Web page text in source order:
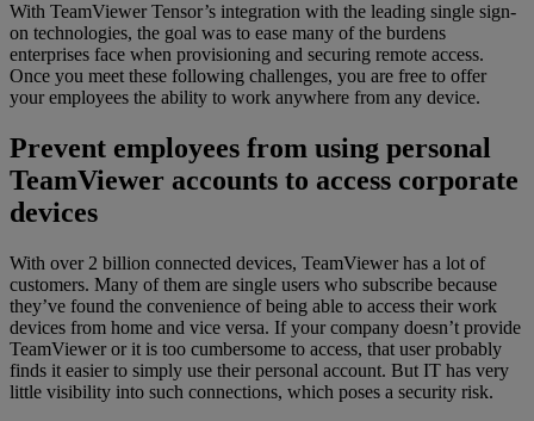
With TeamViewer Tensor’s integration with the leading single sign-
on technologies, the goal was to ease many of the burdens
enterprises face when provisioning and securing remote access.
Once you meet these following challenges, you are free to offer
your employees the ability to work anywhere from any device.
Prevent employees from using personal
TeamViewer accounts to access corporate
devices
With over 2 billion connected devices, TeamViewer has a lot of
customers. Many of them are single users who subscribe because
they’ve found the convenience of being able to access their work
devices from home and vice versa. If your company doesn’t provide
TeamViewer or it is too cumbersome to access, that user probably
finds it easier to simply use their personal account. But IT has very
little visibility into such connections, which poses a security risk.